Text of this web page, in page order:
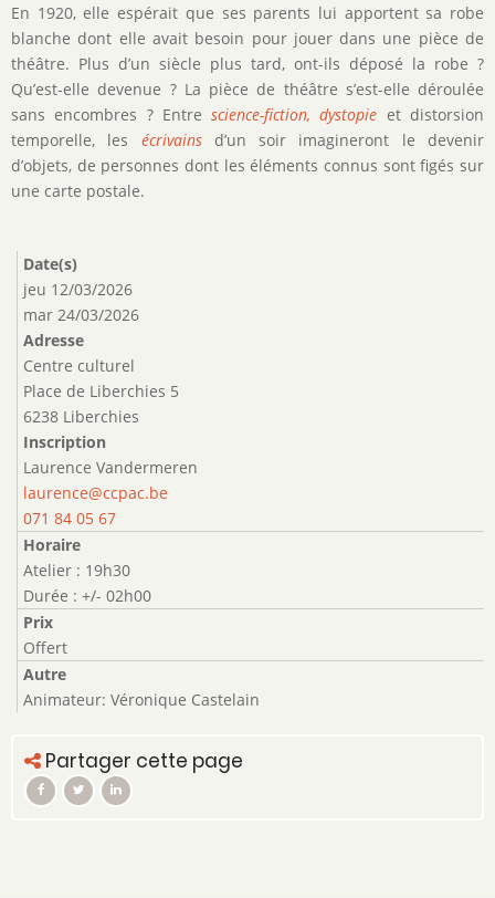
l'activité
En 1920, elle espérait que ses parents lui apportent sa robe
blanche dont elle avait besoin pour jouer dans une pièce de
théâtre. Plus d’un siècle plus tard, ont-ils déposé la robe ?
Qu’est-elle devenue ? La pièce de théâtre s’est-elle déroulée
sans encombres ? Entrescience-fiction, dystopie et distorsion
temporelle, les écrivainsd’un soir imagineront le devenir
d’objets, de personnes dont les éléments connus sont figés sur
une carte postale.
Date(s)
jeu 12/03/2026
mar 24/03/2026
Adresse
Centre culturel
Place de Liberchies 5
6238 Liberchies
Inscription
Laurence Vandermeren
laurence@ccpac.be
071 84 05 67
Horaire
Atelier : 19h30
Durée : +/- 02h00
Prix
Offert
Autre
Animateur: Véronique Castelain
Partager cette page